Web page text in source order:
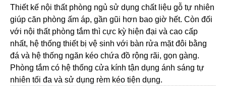
Thiết kế nội thất phòng ngủ sử dụng chất liệu gỗ tự nhiên
giúp căn phòng ấm áp, gần gũi hơn bao giờ hết. Còn đối
với nội thất phòng tắm thì cực kỳ hiện đại và cao cấp
nhất, hệ thống thiết bị vệ sinh với bàn rửa mặt đôi bằng
đá và hệ thống ngăn kéo chứa đồ rộng rãi, gọn gàng.
Phòng tắm có hệ thống cửa kính tận dụng ánh sáng tự
nhiên tối đa và sử dụng rèm kéo tiện dụng.